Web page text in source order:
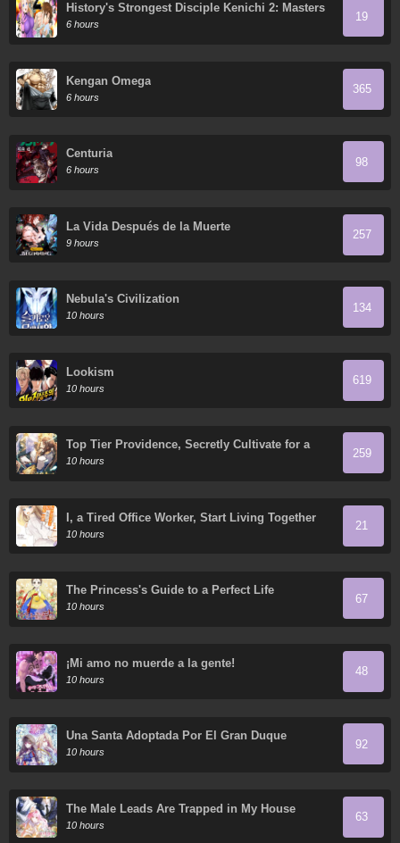
History's Strongest Disciple Kenichi 2: Masters
Arc
6 hours
19
Kengan Omega
6 hours
365
Centuria
6 hours
98
La Vida Después de la Muerte
9 hours
257
Nebula's Civilization
10 hours
134
Lookism
10 hours
619
Top Tier Providence, Secretly Cultivate for a
Thousand Years
10 hours
259
I, a Tired Office Worker, Start Living Together
with a Beautiful Highschool Girl whom I Met
Again After 7 Years
10 hours
21
The Princess's Guide to a Perfect Life
10 hours
67
¡Mi amo no muerde a la gente!
10 hours
48
Una Santa Adoptada Por El Gran Duque
10 hours
92
The Male Leads Are Trapped in My House
10 hours
63